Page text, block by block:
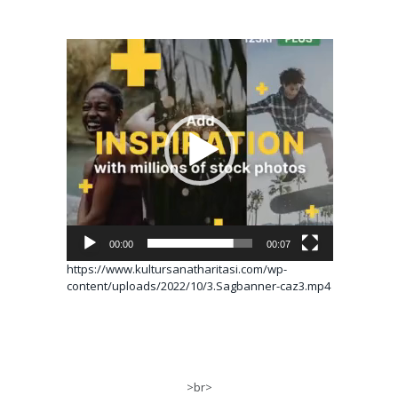
Video
oynatıcı
00:00 00:07
https://www.kultursanatharitasi.com/wp-
content/uploads/2022/10/3.Sagbanner-caz3.mp4
>br>